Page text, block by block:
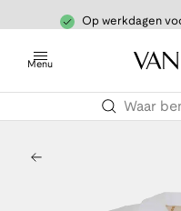
Op werkdagen
Menu